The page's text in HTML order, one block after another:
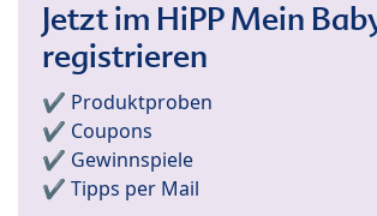
Jetzt im HiPP Mein
registrieren
✔️ Produktproben
✔️ Coupons
✔️ Gewinnspiele
✔️ Tipps per Mail